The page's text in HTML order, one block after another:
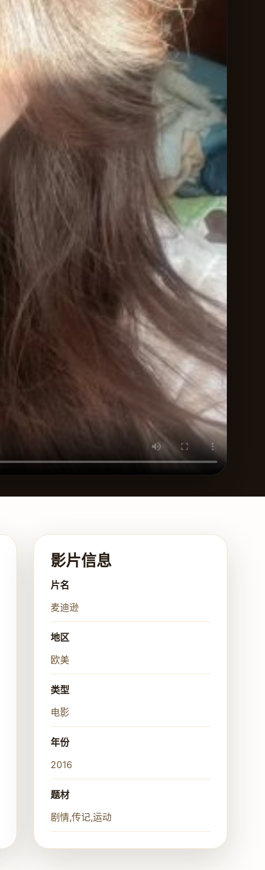
影片信息
片名
麦迪逊
地区
欧美
类型
电影
年份
2016
题材
剧情,传记,运动